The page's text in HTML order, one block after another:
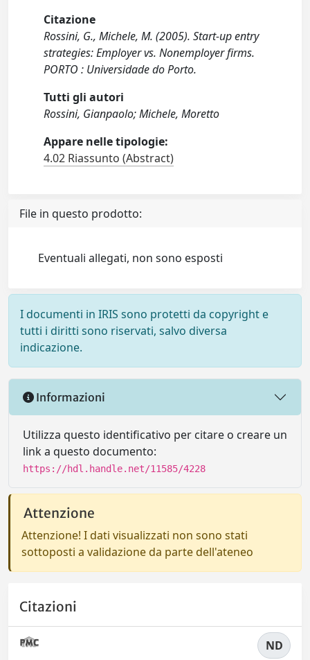
Citazione
Rossini, G., Michele, M. (2005). Start-up entry
strategies: Employer vs. Nonemployer firms.
PORTO : Universidade do Porto.
Tutti gli autori
Rossini, Gianpaolo; Michele, Moretto
Appare nelle tipologie:
4.02 Riassunto (Abstract)
File in questo prodotto:
Eventuali allegati, non sono esposti
I documenti in IRIS sono protetti da copyright e
tutti i diritti sono riservati, salvo diversa
indicazione.
Informazioni
Utilizza questo identificativo per citare o creare un
link a questo documento:
https://hdl.handle.net/11585/4228
Attenzione
Attenzione! I dati visualizzati non sono stati
sottoposti a validazione da parte dell'ateneo
Citazioni
ND